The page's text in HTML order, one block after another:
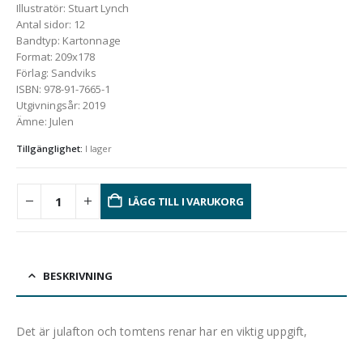
Illustratör: Stuart Lynch
Antal sidor: 12
Bandtyp: Kartonnage
Format: 209x178
Förlag: Sandviks
ISBN: 978-91-7665-1
Utgivningsår: 2019
Ämne: Julen
Tillgänglighet: I lager
LÄGG TILL I VARUKORG
BESKRIVNING
Det är julafton och tomtens renar har en viktig uppgift,